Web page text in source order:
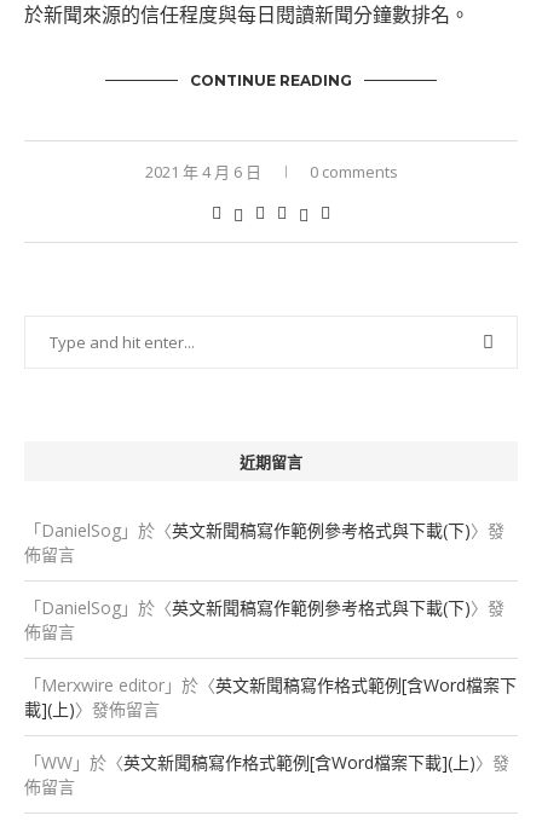
於新聞來源的信任程度與每日閱讀新聞分鐘數排名。
CONTINUE READING
2021 年 4 月 6 日 0 comments
近期留言
「DanielSog 」於〈英文新聞稿寫作範例參考格式與下載(下)〉發
佈留言
「DanielSog 」於〈英文新聞稿寫作範例參考格式與下載(下)〉發
佈留言
「Merxwire editor 」於〈英文新聞稿寫作格式範例[含Word檔案下
載](上)〉發佈留言
「WW 」於〈英文新聞稿寫作格式範例[含Word檔案下載](上)〉發
佈留言